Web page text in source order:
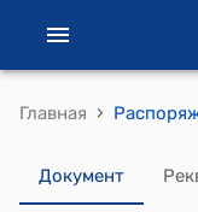
Главная ›
Документ